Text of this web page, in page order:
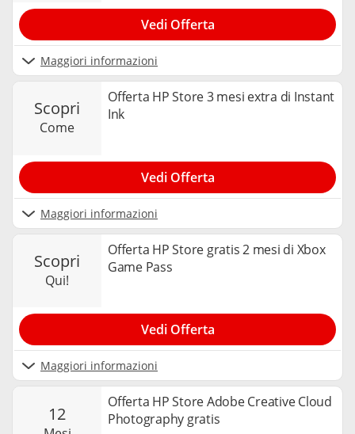
Maggiori informazioni
Vedi Offerta
scopri
come
Offerta HP Store 3 mesi extra di Instant
Ink
Maggiori informazioni
Vedi Offerta
scopri
qui!
Offerta HP Store gratis 2 mesi di Xbox
Game Pass
Maggiori informazioni
Vedi Offerta
12
Offerta HP Store Adobe Creative Cloud
Photography gratis